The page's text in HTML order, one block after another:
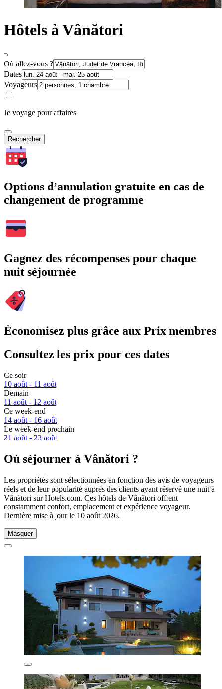
Hôtels à Vânători
Où allez-vous ?
Dates
Voyageurs
Je voyage pour affaires
Rechercher
Options d’annulation gratuite en cas de
changement de programme
Gagnez des récompenses pour chaque
nuit séjournée
Économisez plus grâce aux Prix membres
Consultez les prix pour ces dates
Ce soir
10 août - 11 août
Demain
11 août - 12 août
Ce week-end
14 août - 16 août
Le week-end prochain
21 août - 23 août
Où séjourner à Vânători ?
Les propriétés sont sélectionnées en fonction des avis de voyageurs
réels et de leur popularité auprès des clients ayant réservé une nuit à
Vânători sur Hotels.com. Ces hôtels de Vânători offrent
constamment confort, emplacement et expérience voyageur.
Dernière mise à jour le 10 août 2026.
Masquer